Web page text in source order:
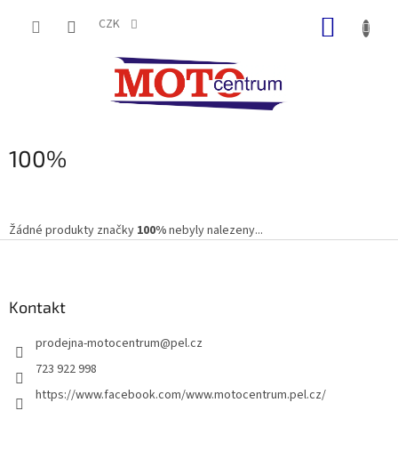
CZK
100%
Žádné produkty značky 100%nebyly nalezeny...
Kontakt
prodejna-motocentrum@pel.cz
723 922 998
https://www.facebook.com/www.motocentrum.pel.cz/